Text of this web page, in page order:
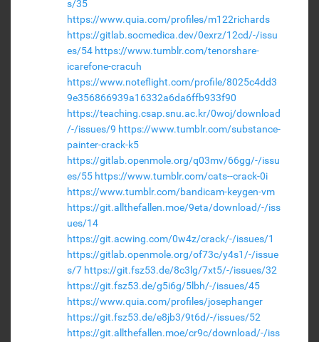
s/35
https://www.quia.com/profiles/m122richards
https://gitlab.socmedica.dev/0exrz/12cd/-/issu
es/54 https://www.tumblr.com/tenorshare-
icarefone-cracuh
https://www.noteflight.com/profile/8025c4dd3
9e356866939a16332a6da6ffb933f90
https://teaching.csap.snu.ac.kr/0woj/download
/-/issues/9 https://www.tumblr.com/substance-
painter-crack-k5
https://gitlab.openmole.org/q03mv/66gg/-/issu
es/55 https://www.tumblr.com/cats--crack-0i
https://www.tumblr.com/bandicam-keygen-vm
https://git.allthefallen.moe/9eta/download/-/iss
ues/14
https://git.acwing.com/0w4z/crack/-/issues/1
https://gitlab.openmole.org/of73c/y4s1/-/issue
s/7 https://git.fsz53.de/8c3lg/7xt5/-/issues/32
https://git.fsz53.de/g5i6g/5lbh/-/issues/45
https://www.quia.com/profiles/josephanger
https://git.fsz53.de/e8jb3/9t6d/-/issues/52
https://git.allthefallen.moe/cr9c/download/-/iss